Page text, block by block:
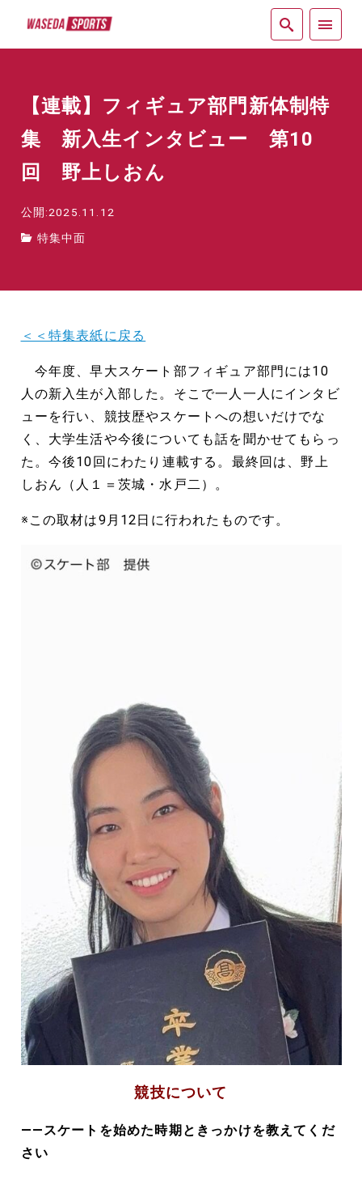
【連載】フィギュア部門新体制特
集 新入生インタビュー 第10
回 野上しおん
公開:2025.11.12
特集中面
＜＜特集表紙に戻る
今年度、早大スケート部フィギュア部門には10
人の新入生が入部した。そこで一人一人にインタビ
ューを行い、競技歴やスケートへの想いだけでな
く、大学生活や今後についても話を聞かせてもらっ
た。今後10回にわたり連載する。最終回は、野上
しおん（人１＝茨城・水戸二）。
※この取材は9月12日に行われたものです。
競技について
――スケートを始めた時期ときっかけを教えてくだ
さい